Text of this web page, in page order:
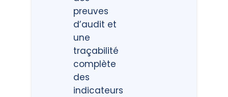
preuves
d’audit et
une
traçabilité
complète
des
indicateurs